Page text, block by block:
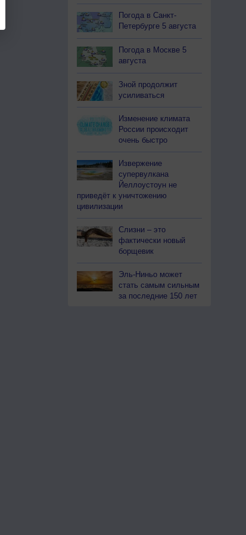
Погода в Санкт-
Петербурге 5 августа
Погода в Москве 5
августа
Зной продолжит
усиливаться
Изменение климата
России происходит
очень быстро
Извержение
супервулкана
Йеллоустоун не
приведёт к уничтожению
цивилизации
Слизни – это
фактически новый
борщевик
Эль-Ниньо может
стать самым сильным
за последние 150 лет